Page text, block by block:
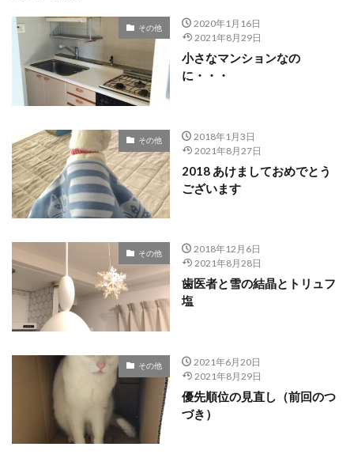
その他
2020年1月16日
2021年8月29日
小さなマンションなの
に・・・
その他
2018年1月3日
2021年8月27日
2018 あけましておめでとう
ございます
その他
2018年12月6日
2021年8月28日
歯医者と雪の結晶とトリュフ
塩
その他
2021年6月20日
2021年8月29日
優先順位の見直し（前回のつ
づき）